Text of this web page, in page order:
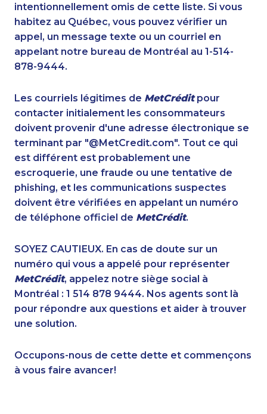
1-778-401-2197
1-902-482-1302
1-778-588-9275
1-647-351-9026
1-418-480-5892
1-587-316-4591
1-416-237-1109
1-418-480-9098
1-647-427-9803
1-437-900-0380
1-778-760-1303
1-778-760-1293
1-437-900-0328
1-902-482-9283
1-587-319-2158
1-902-401-4987
1-289-777-9442
1-579-267-0727
1-778-401-6961
1-780-969-8964
1-855-969-8963
1-647-503-3780
1-587-316-3403
1-587-328-6590
1-514-448-1265
1-587-319-2114
1-905-592-1379
1-587-328-6587
1-416-907-0901
1-778-403-4639
1-647-715-9376
1-437-900-0340
1-416-231-7896
intentionnellement omis de cette liste. Si vous
habitez au Québec, vous pouvez vérifier un
appel, un message texte ou un courriel en
appelant notre bureau de Montréal au 1-514-
878-9444.
Les courriels légitimes de MetCréditpour
contacter initialement les consommateurs
doivent provenir d'une adresse électronique se
terminant par "@MetCredit.com". Tout ce qui
est différent est probablement une
escroquerie, une fraude ou une tentative de
phishing, et les communications suspectes
doivent être vérifiées en appelant un numéro
de téléphone officiel de MetCrédit.
SOYEZ CAUTIEUX. En cas de doute sur un
numéro qui vous a appelé pour représenter
MetCrédit, appelez notre siège social à
Montréal : 1 514 878 9444. Nos agents sont là
pour répondre aux questions et aider à trouver
une solution.
Occupons-nous de cette dette et commençons
à vous faire avancer!